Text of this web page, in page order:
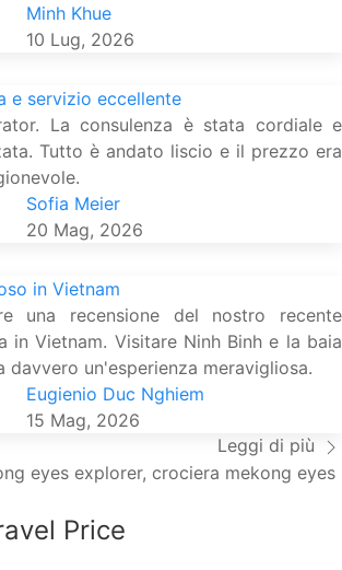
Minh Khue
10 Lug, 2026
e servizio eccellente
La consulenza è stata cordiale e
Tutto è andato liscio e il prezzo era
Sofia Meier
20 Mag, 2026
in Vietnam
una recensione del nostro recente
in Vietnam. Visitare Ninh Binh e la baia
davvero un'esperienza meravigliosa.
Eugienio Duc Nghiem
15 Mag, 2026
Leggi di più
eyes explorer, crociera mekong eyes
Price